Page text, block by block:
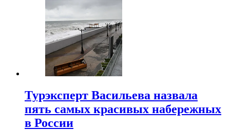
Турэксперт Васильева назвала
пять самых красивых набережных
в России